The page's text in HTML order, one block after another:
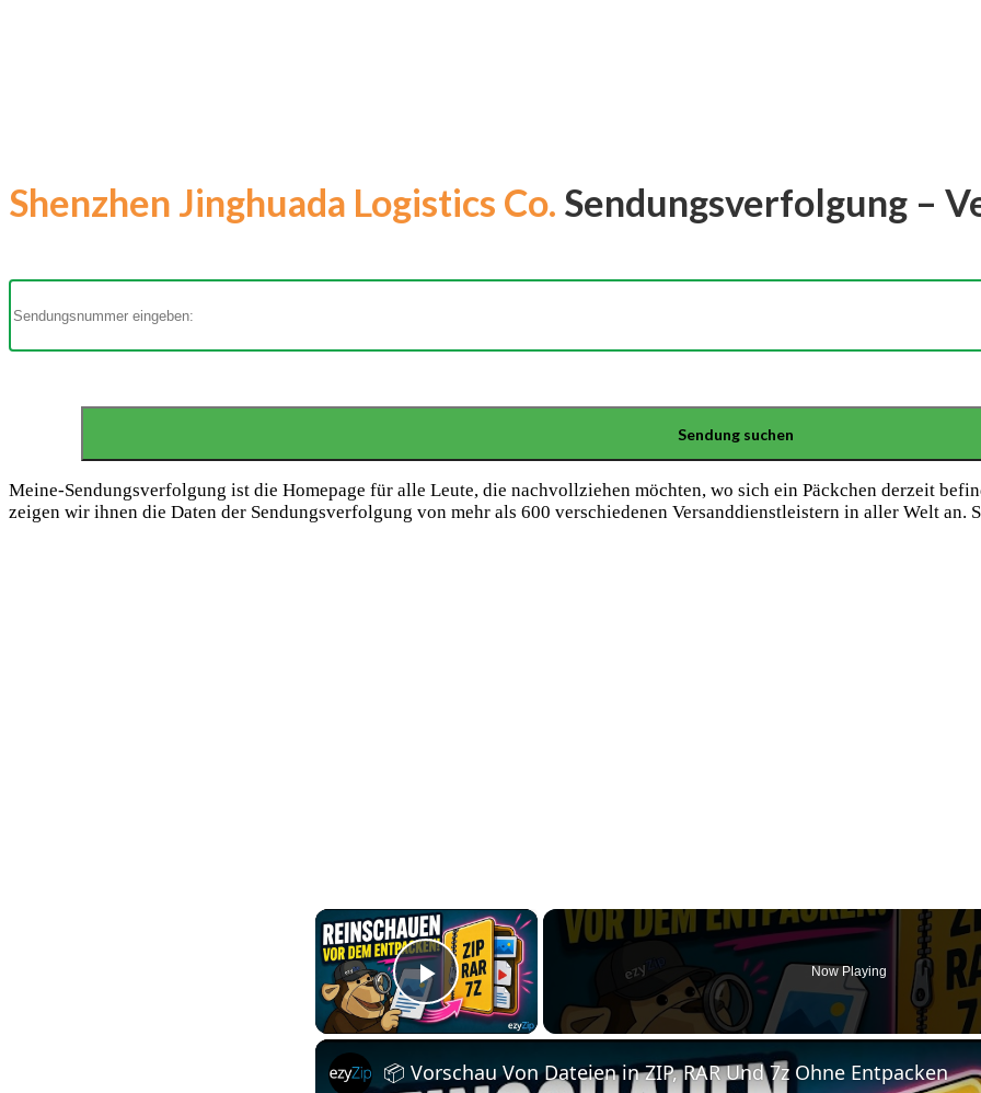
Shenzhen Jinghuada Logistics Co. Sendungsverfolgung –
Meine-Sendungsverfolgung ist die Homepage für alle Leute, die nachvollziehen möchten, wo sich ein Päckchen derzeit
zeigen wir ihnen die Daten der Sendungsverfolgung von mehr als 600 verschiedenen Versanddienstleistern in aller Welt an.
×
Play Video
Now Playing
📦 Vorschau Von Dateien in ZIP, RAR Und 7z Ohne Entpacken